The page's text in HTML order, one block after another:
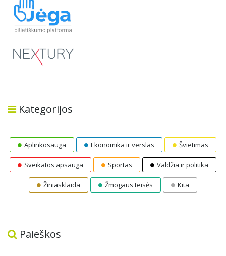
Kategorijos
Aplinkosauga Ekonomika ir verslas Švietimas
Sveikatos apsauga Sportas Valdžia ir politika
Žiniasklaida Žmogaus teisės Kita
Paieškos